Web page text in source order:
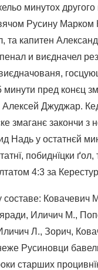
минутох другого
Русину Марком
та капитен
и виєдначел
пред конєц
Алексей Джуджар.
змаганє закончи з
Надь у остатнєй
побиднїцки
4:3 за
составе: Ковачевич
Иличич М.,
Л., Зорич,
Русиновци
старших